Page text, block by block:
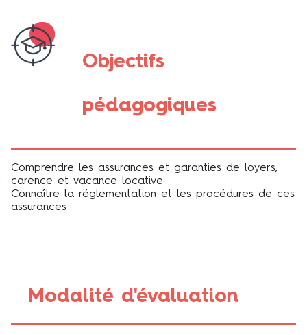
Objectifs
pédagogiques
Comprendre les assurances et garanties de loyers,
carence et vacance locative
Connaître la réglementation et les procédures de ces
assurances
Modalité d'évaluation